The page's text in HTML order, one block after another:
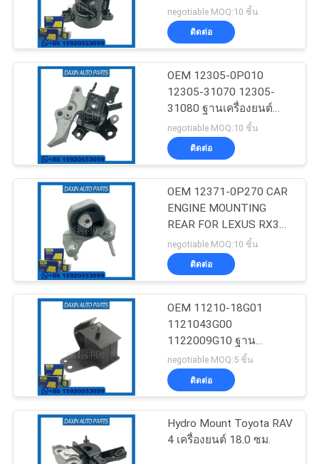
แผนผัง
เว็บไซต์
นโยบาย
ความ
เครื่องยนต์ติดตั้งใน
รถยนต์
217
การติดตั้ง ป๋อ การ
ระงับ
โช้คอัพบูต
TOYOTA ALPHARD /
VELLFIRE
negotiable MOQ:10 ชิ้น
ติดต่อ
OEM 12305-0P010
12305-31070 12305-
31080 ฐานเครื่องยนต์
สำหรับ LEXUS RX350
2016
negotiable MOQ:10 ชิ้น
ติดต่อ
OEM 12371-0P270 CAR
ENGINE MOUNTING
REAR FOR LEXUS RX350
2016
negotiable MOQ:10 ชิ้น
ติดต่อ
OEM 11210-18G01
1121043G00
1122009G10 ฐาน
เครื่องยนต์สำหรับ NISSAN
PATHFINDER
negotiable MOQ:5 ชิ้น
ติดต่อ
Hydro Mount Toyota RAV
4 เครื่องยนต์ 18.0 ซม.